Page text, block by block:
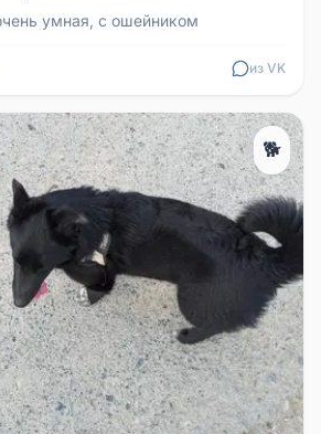
умная, с ошейником
из VK
🐕